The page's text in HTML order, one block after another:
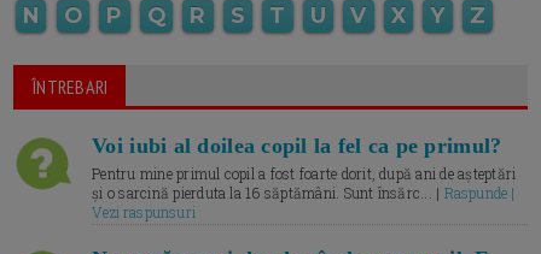
N
O P Q R S T U V X Y Z
ÎNTREBARI
Voi iubi al doilea copil la fel ca pe primul?
Pentru mine primul copil a fost foarte dorit, după ani de așteptări
și o sarcină pierduta la 16 săptămâni. Sunt însărc... | Raspunde |
Vezi raspunsuri